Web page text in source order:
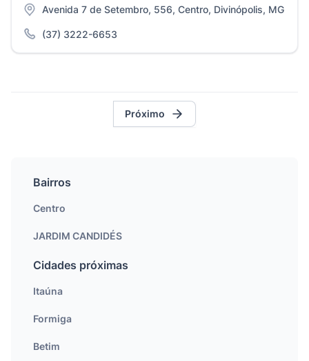
Avenida 7 de Setembro, 556, Centro, Divinópolis, MG
(37) 3222-6653
Próximo
Bairros
Centro
JARDIM CANDIDÉS
Cidades próximas
Itaúna
Formiga
Betim